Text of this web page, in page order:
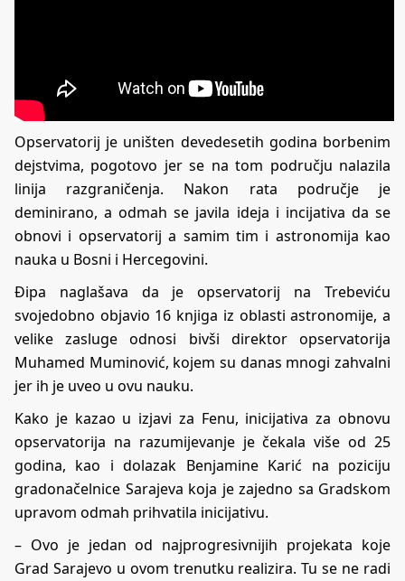
Opservatorij je uništen devedesetih godina borbenim
dejstvima, pogotovo jer se na tom području nalazila
linija razgraničenja. Nakon rata područje je
deminirano, a odmah se javila ideja i incijativa da se
obnovi i opservatorij a samim tim i astronomija kao
nauka u Bosni i Hercegovini.
Đipa naglašava da je opservatorij na Trebeviću
svojedobno objavio 16 knjiga iz oblasti astronomije, a
velike zasluge odnosi bivši direktor opservatorija
Muhamed Muminović, kojem su danas mnogi zahvalni
jer ih je uveo u ovu nauku.
Kako je kazao u izjavi za Fenu, inicijativa za obnovu
opservatorija na razumijevanje je čekala više od 25
godina, kao i dolazak Benjamine Karić na poziciju
gradonačelnice Sarajeva koja je zajedno sa Gradskom
upravom odmah prihvatila inicijativu.
– Ovo je jedan od najprogresivnijih projekata koje
Grad Sarajevo u ovom trenutku realizira. Tu se ne radi